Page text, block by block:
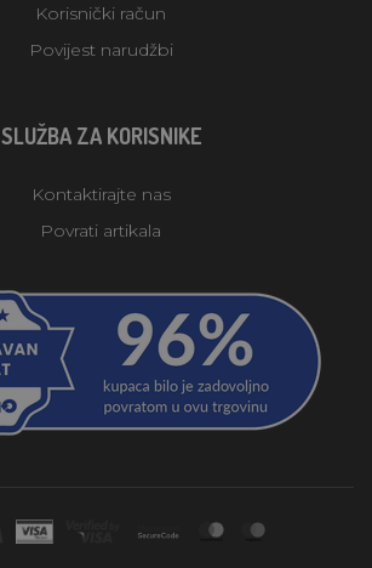
Korisnički račun
Povijest narudžbi
SLUŽBA ZA KORISNIKE
Kontaktirajte nas
Povrati artikala